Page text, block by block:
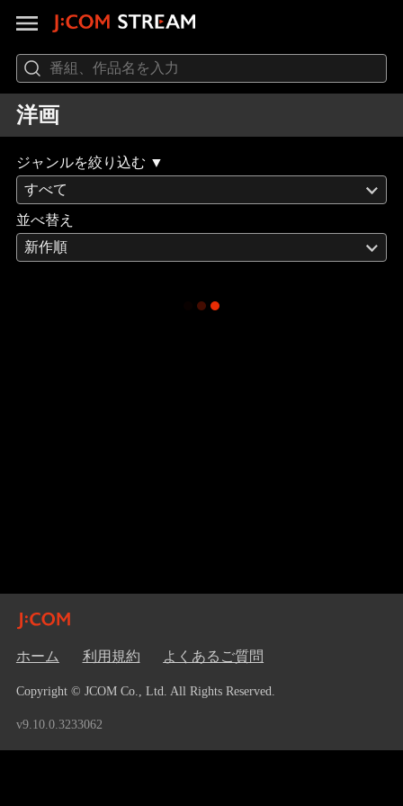
洋画
ジャンルを絞り込む ▼
すべて
並べ替え
新作順
ホーム 利用規約 よくあるご質問
Copyright © JCOM Co., Ltd. All Rights Reserved.
v9.10.0.3233062